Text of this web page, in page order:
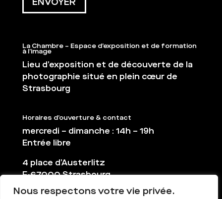
Nous respectons votre vie privée.
La Chambre – Espace d’exposition et de formation
à l’image
Lieu d’exposition et de découverte de la
photographie situé en plein cœur de
Strasbourg
Horaires d’ouverture & contact
mercredi – dimanche : 14h – 19h
Entrée libre
4 place d’Austerlitz
F-67000 Strasbourg
03 88 36 65 38